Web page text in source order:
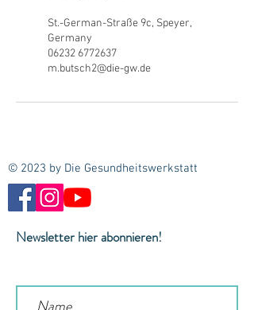
St.-German-Straße 9c, Speyer,
Germany
06232 6772637
m.butsch2@die-gw.de
© 2023 by Die Gesundheitswerkstatt
Newsletter hier abonnieren!